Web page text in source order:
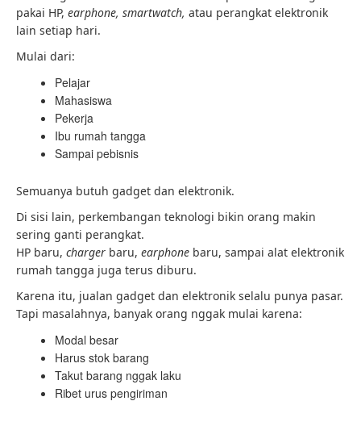
pakai HP, earphone, smartwatch, atau perangkat elektronik
lain setiap hari.
Mulai dari:
Pelajar
Mahasiswa
Pekerja
Ibu rumah tangga
Sampai pebisnis
Semuanya butuh gadget dan elektronik.
Di sisi lain, perkembangan teknologi bikin orang makin
sering ganti perangkat.
HP baru, charger baru, earphone baru, sampai alat elektronik
rumah tangga juga terus diburu.
Karena itu, jualan gadget dan elektronik selalu punya pasar.
Tapi masalahnya, banyak orang nggak mulai karena:
Modal besar
Harus stok barang
Takut barang nggak laku
Ribet urus pengiriman